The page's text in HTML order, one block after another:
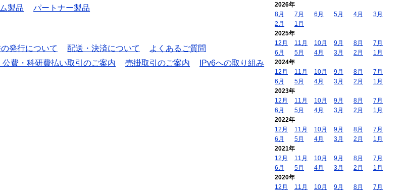
製品 パートナー製品
発行について 配送・決済について
よくあるご質問
公費・科研費払い取引のご案内 売掛取引のご案内
IPv6への取り組み
2026年
8月
7月 6月 5月 4月
3月
2月
1月
2025年
12月
11月 10月 9月 8月
7月
6月
5月 4月 3月 2月
1月
2024年
12月
11月 10月 9月 8月
7月
6月
5月 4月 3月 2月
1月
2023年
12月
11月 10月 9月 8月
7月
6月
5月 4月 3月 2月
1月
2022年
12月
11月 10月 9月 8月
7月
6月
5月 4月 3月 2月
1月
2021年
12月
11月 10月 9月 8月
7月
6月
5月 4月 3月 2月
1月
2020年
12月
11月 10月 9月 8月
7月